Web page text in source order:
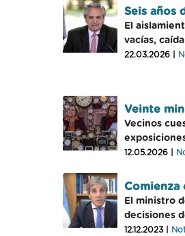
Seis años
El
vacías,
22.03.2026 |
Veinte
Vecinos
12.05.2026 |
Comienza
El ministro
decisiones
12.12.2023 |